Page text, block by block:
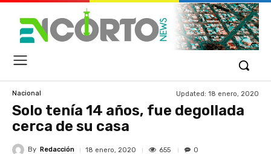
Nacional Updated: 18 enero, 2020
Solo tenía 14 años, fue degollada
cerca de su casa
By Redacción 18 enero, 2020 655 0